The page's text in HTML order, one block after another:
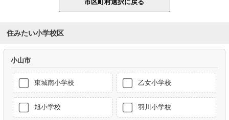
住みたい小学校区
小山市
東城南小学校 乙女小学校
旭小学校 羽川小学校